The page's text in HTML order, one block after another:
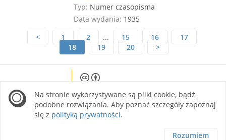
Typ: Numer czasopisma
Data wydania: 1935
<
1 2 ... 15 16
17
18
19 20 >
site is licensed under a Creative Commons
Attribution 4.0 International license.
Na stronie wykorzystywane są pliki cookie, bądź
podobne rozwiązania. Aby poznać szczegóły zapoznaj
się z polityką prywatności.
Rozumiem